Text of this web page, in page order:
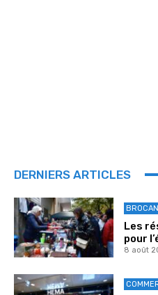
DERNIERS ARTICLES
Les
pour
8 août